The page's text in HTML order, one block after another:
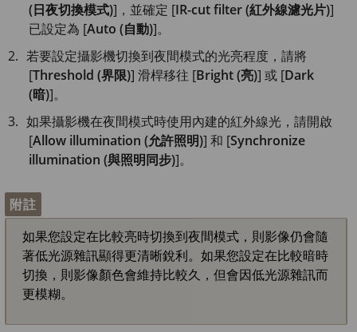
(日夜切換模式)]，並確定 [IR-cut filter (紅外線濾光片)]
已設定為 [Auto (自動)]。
若要設定攝影機切換到夜間模式的光亮程度，請將
[Threshold (界限)] 滑桿移往 [Bright (亮)] 或 [Dark
(暗)]。
如果攝影機在夜間模式時使用內建的紅外線光，請開啟
[Allow illumination (允許照明)] 和 [Synchronize
illumination (與照明同步)]。
附註
如果您設定在比較亮時切換到夜間模式，則影像仍會隨
著低光源雜訊顯得更清晰銳利。如果您設定在比較暗時
切換，則影像顏色會維持比較久，但會因低光源雜訊而
更模糊。